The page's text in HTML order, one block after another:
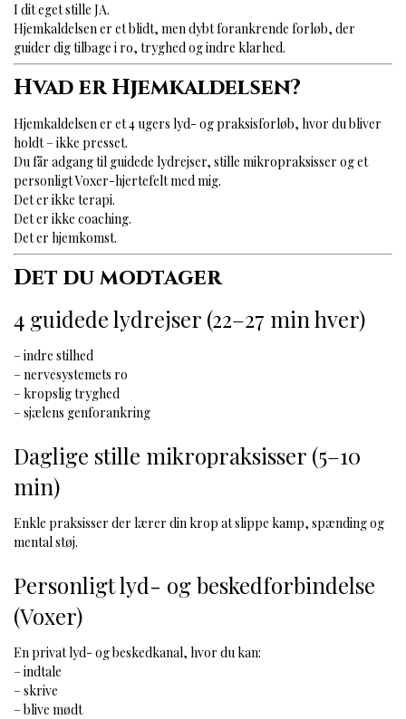
I dit eget stille JA.
Hjemkaldelsen er et blidt, men dybt forankrende forløb, der
guider dig tilbage i ro, tryghed og indre klarhed.
Hvad er Hjemkaldelsen?
Hjemkaldelsen er et 4 ugers lyd- og praksisforløb, hvor du bliver
holdt – ikke presset.
Du får adgang til guidede lydrejser, stille mikropraksisser og et
personligt Voxer-hjertefelt med mig.
Det er ikke terapi.
Det er ikke coaching.
Det er hjemkomst.
Det du modtager
4 guidede lydrejser (22–27 min hver)
– indre stilhed
– nervesystemets ro
– kropslig tryghed
– sjælens genforankring
Daglige stille mikropraksisser (5–10
min)
Enkle praksisser der lærer din krop at slippe kamp, spænding og
mental støj.
Personligt lyd- og beskedforbindelse
(Voxer)
En privat lyd- og beskedkanal, hvor du kan:
– indtale
– skrive
– blive mødt